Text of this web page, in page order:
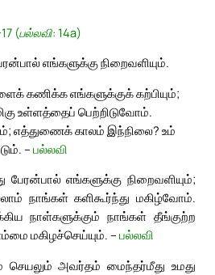
(பல்லவி: 14a)
எங்களுக்கு நிறைவளியும்.
கணிக்க எங்களுக்குக் கற்பியும்;
உள்ளத்தைப் பெற்றிடுவோம்.
எத்துணைக் காலம் இந்நிலை? உம்
– பல்லவி
பேரன்பால் எங்களுக்கு நிறைவளியும்;
நாங்கள் களிகூர்ந்து மகிழ்வோம்.
நாள்களுக்கும் நாங்கள் தீங்குற்ற
மகிழச்செய்யும். – பல்லவி
செயலும் அவர்தம் மைந்தர்மீது உமது